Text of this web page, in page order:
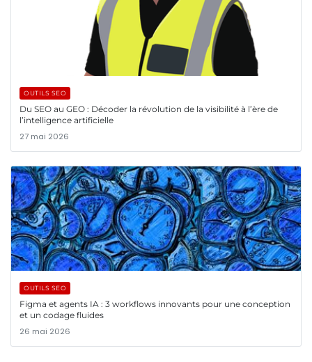
OUTILS SEO
Du SEO au GEO : Décoder la révolution de la visibilité à l’ère de
l’intelligence artificielle
27 mai 2026
OUTILS SEO
Figma et agents IA : 3 workflows innovants pour une conception
et un codage fluides
26 mai 2026